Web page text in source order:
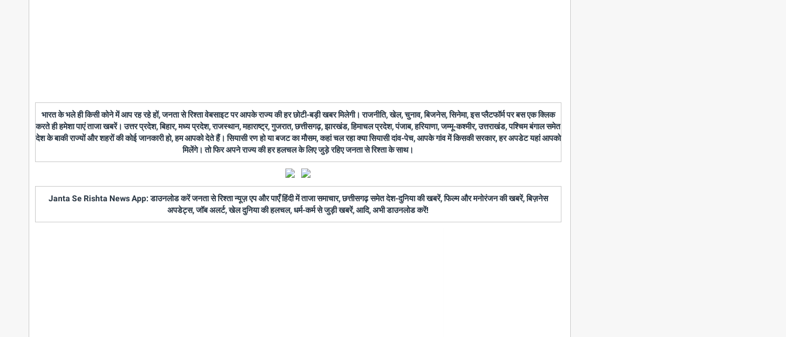
भारत के भले ही किसी कोने में आप रह रहे हों, जनता से रिश्ता वेबसाइट पर आपके राज्य की हर छोटी-बड़ी खबर मिलेगी। राजनीति, खेल, चुनाव, बिजनेस, सिनेमा, इस प्लैटफॉर्म पर बस एक क्लिक
करते ही हमेशा पाएं ताजा खबरें। उत्तर प्रदेश, बिहार, मध्य प्रदेश, राजस्थान, महाराष्ट्र, गुजरात, छत्तीसगढ़, झारखंड, हिमाचल प्रदेश, पंजाब, हरियाणा, जम्मू-कश्मीर, उत्तराखंड, पश्चिम बंगाल समेत
देश के बाकी राज्यों और शहरों की कोई जानकारी हो, हम आपको देते हैं। सियासी रण हो या बजट का मौसम, कहां चल रहा क्या सियासी दांव-पेच, आपके गांव में किसकी सरकार, हर अपडेट यहां आपको
मिलेंगे। तो फिर अपने राज्य की हर हलचल के लिए जुड़े रहिए जनता से रिश्ता के साथ।
Janta Se Rishta News App: डाउनलोड करें जनता से रिश्ता न्यूज़ एप और पाएँ हिंदी में ताजा समाचार, छत्तीसगढ़ समेत देश-दुनिया की खबरें, फिल्म और मनोरंजन की खबरें, बिज़नेस
अपडेट्स, जॉब अलर्ट, खेल दुनिया की हलचल, धर्म-कर्म से जुड़ी खबरें, आदि, अभी डाउनलोड करें!